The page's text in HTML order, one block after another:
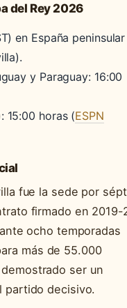
del Rey 2026
en España peninsular
y Paraguay: 16:00
15:00 horas (ESPN
fue la sede por
firmado en 2019-
ocho temporadas
más de 55.000
ser un
partido decisivo.